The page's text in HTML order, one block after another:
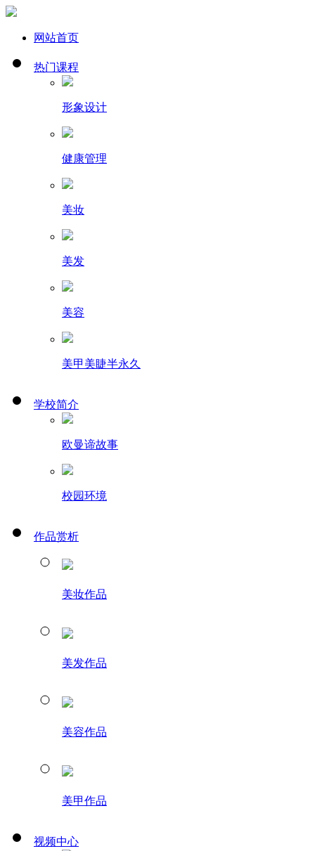
网站首页
热门课程
形象设计
健康管理
美妆
美发
美容
美甲美睫半永久
学校简介
欧曼谛故事
校园环境
作品赏析
美妆作品
美发作品
美容作品
美甲作品
视频中心